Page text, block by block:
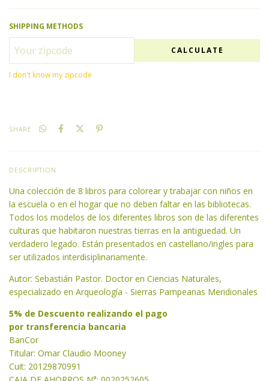
SHIPPING METHODS
CALCULATE
I don't know my zipcode
SHARE
DESCRIPTION
Una colección de 8 libros para colorear y trabajar con niños en
la escuela o en el hogar que no deben faltar en las bibliotecas.
Todos los modelos de los diferentes libros son de las diferentes
culturas que habitaron nuestras tierras en la antiguedad. Un
verdadero legado. Están presentados en castellano/ingles para
ser utilizados interdisiplinariamente.
Autor: Sebastián Pastor. Doctor en Ciencias Naturales,
especializado en Arqueología - Sierras Pampeanas Meridionales
5% de Descuento realizando el pago
por transferencia bancaria
BanCor
Titular: Omar Claudio Mooney
Cuit: 20129870991